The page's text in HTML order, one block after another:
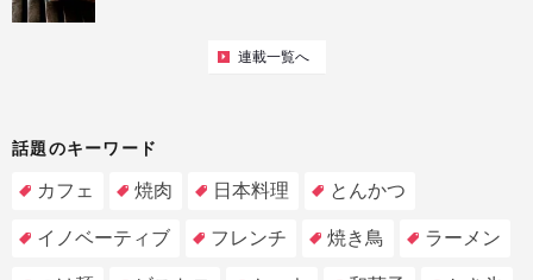
連載一覧へ
話題のキーワード
カフェ 焼肉 日本料理 とんかつ
イノベーティブ フレンチ 焼き鳥 ラーメン